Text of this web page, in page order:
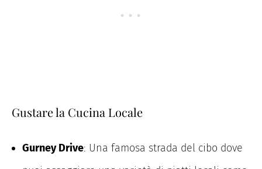
Gustare la Cucina Locale
Gurney Drive: Una famosa strada del cibo dove